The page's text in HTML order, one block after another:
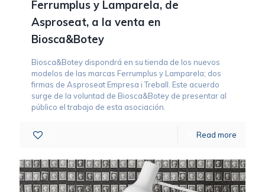
Ferrumplus y Lamparela, de
Asproseat, a la venta en
Biosca&Botey
Biosca&Botey dispondrá en su tienda de los nuevos
modelos de las marcas Ferrumplus y Lamparela; dos
firmas de Asproseat Empresa i Treball. Este acuerdo
surge de la voluntad de Biosca&Botey de presentar al
público el trabajo de esta asociación.
Read more